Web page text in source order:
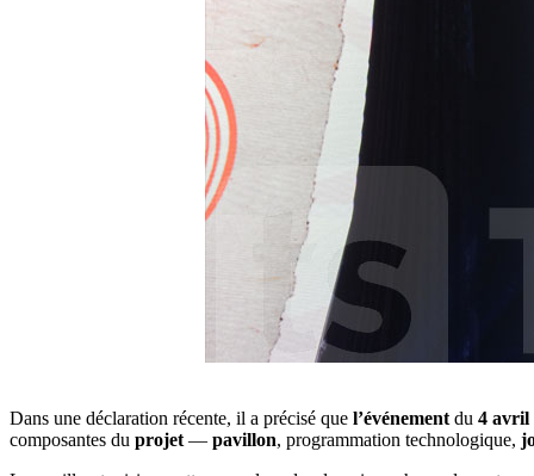
Dans une déclaration récente, il a précisé que l’événement du 4 avril
composantes du projet — pavillon, programmation technologique,